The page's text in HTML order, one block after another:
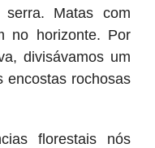
Matas com
no horizonte. Por
divisávamos um
encostas rochosas
florestais nós